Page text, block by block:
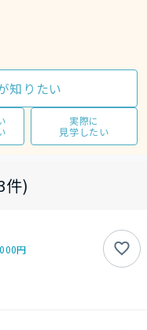
知りたい
実際に
見学したい
件)
円